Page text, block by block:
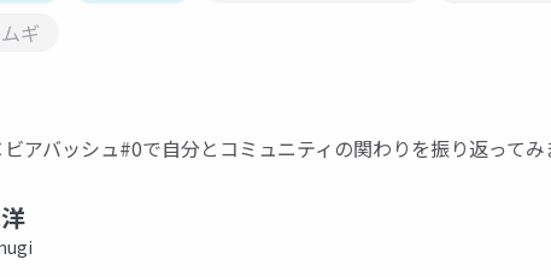
ギ
アバッシュ#0で自分とコミュニティの関わりを振り返ってみ